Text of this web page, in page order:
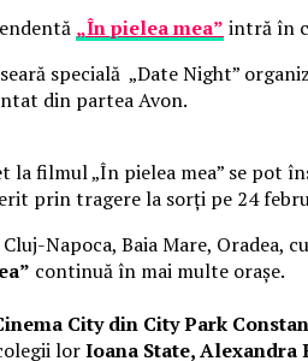
„În pielea mea” intră în
specială „Date Night”
din partea Avon.
filmul „În pielea mea” se pot
prin tragere la sorți pe 24
Napoca, Baia Mare,
continuă în mai multe orașe.
City din City Park
lorIoana State, Alexandra